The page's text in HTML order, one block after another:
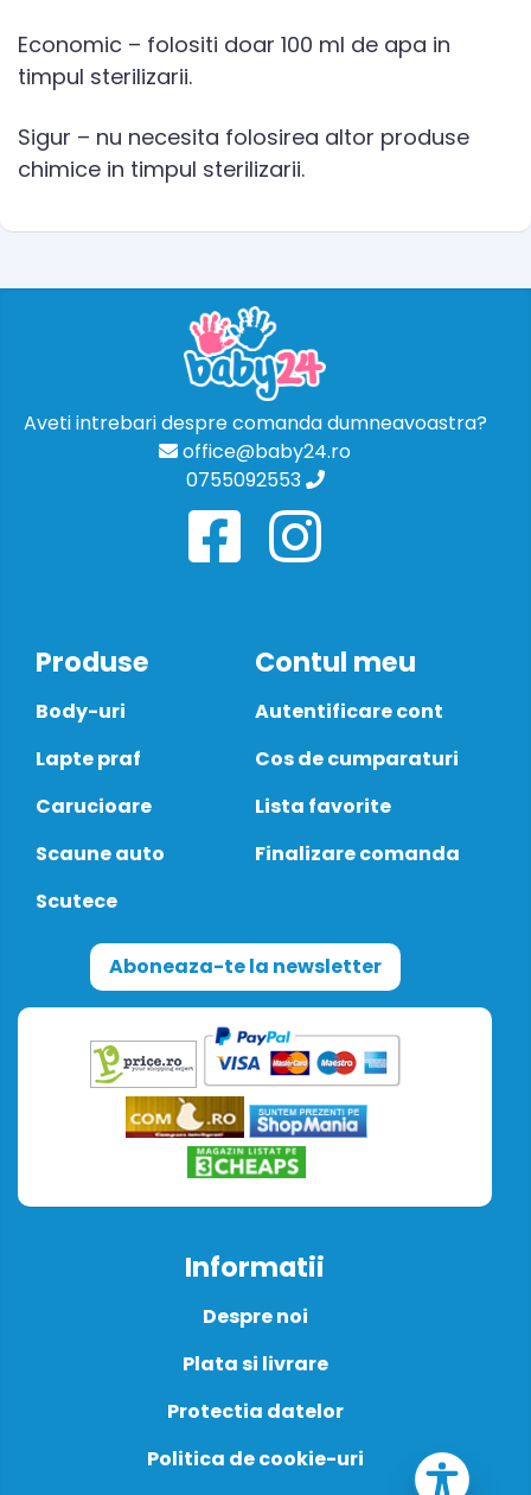
Economic – folositi doar 100 ml de apa in
timpul sterilizarii.
Sigur – nu necesita folosirea altor produse
chimice in timpul sterilizarii.
Aveti intrebari despre comanda dumneavoastra?
office@baby24.ro
0755092553
Produse
Body-uri
Lapte praf
Carucioare
Scaune auto
Scutece
Contul meu
Autentificare cont
Cos de cumparaturi
Lista favorite
Finalizare comanda
Aboneaza-te la newsletter
Informatii
Despre noi
Plata si livrare
Protectia datelor
Politica de cookie-uri